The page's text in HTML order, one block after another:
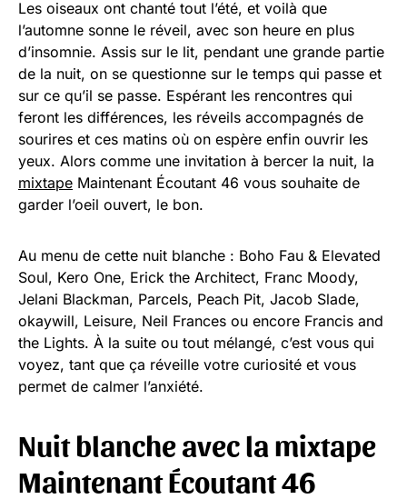
Les oiseaux ont chanté tout l’été, et voilà que
l’automne sonne le réveil, avec son heure en plus
d’insomnie. Assis sur le lit, pendant une grande partie
de la nuit, on se questionne sur le temps qui passe et
sur ce qu’il se passe. Espérant les rencontres qui
feront les différences, les réveils accompagnés de
sourires et ces matins où on espère enfin ouvrir les
yeux. Alors comme une invitation à bercer la nuit, la
mixtape Maintenant Écoutant 46 vous souhaite de
garder l’oeil ouvert, le bon.
Au menu de cette nuit blanche : Boho Fau & Elevated
Soul, Kero One, Erick the Architect, Franc Moody,
Jelani Blackman, Parcels, Peach Pit, Jacob Slade,
okaywill, Leisure, Neil Frances ou encore Francis and
the Lights. À la suite ou tout mélangé, c’est vous qui
voyez, tant que ça réveille votre curiosité et vous
permet de calmer l’anxiété.
Nuit blanche avec la mixtape
Maintenant Écoutant 46